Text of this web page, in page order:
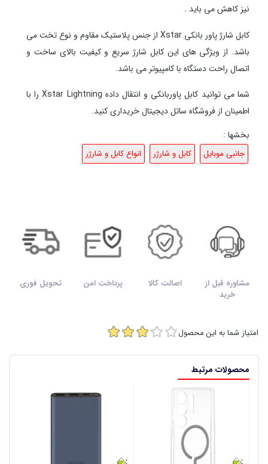
نیز کاهش می باید .
کابل شارژ پاور بانکی Xstar از جنس پلاستیک مقاوم و نوع تخت می
باشد. از ویژگی های این کابل شارژ سریع و کیفیت بالای ساخت و
اتصال راحت دستگاه با کامپیوتر می باشد.
شما می توانید کابل پاوربانکی و انتقال داده Xstar Lightning را با
اطمینان از فروشگاه ساتل دیجیتال خریداری کنید.
بخشها :
جانبی موبایل کابل و شارژر انواع کابل و شارژر
مشاوره قبل از
خرید
اصالت کالا پرداخت امن تحویل فوری
امتیاز شما به این محصول
محصولات مرتبط